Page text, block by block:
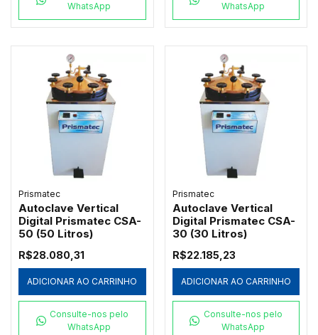
WhatsApp
WhatsApp
Prismatec
Autoclave Vertical
Digital Prismatec CSA-
50 (50 Litros)
R$28.080,31
ADICIONAR AO CARRINHO
Consulte-nos pelo
WhatsApp
Prismatec
Autoclave Vertical
Digital Prismatec CSA-
30 (30 Litros)
R$22.185,23
ADICIONAR AO CARRINHO
Consulte-nos pelo
WhatsApp